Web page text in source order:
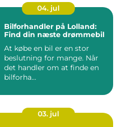
04. jul
Bilforhandler på Lolland:
Find din næste drømmebil
At købe en bil er en stor
beslutning for mange. Når
det handler om at finde en
bilforha...
03. jul